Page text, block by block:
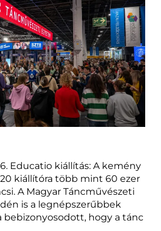
Educatio kiállítás: A kemény
kiállítóra több mint 60 ezer
A Magyar Táncművészeti
is a legnépszerűbbek
bebizonyosodott, hogy a tánc